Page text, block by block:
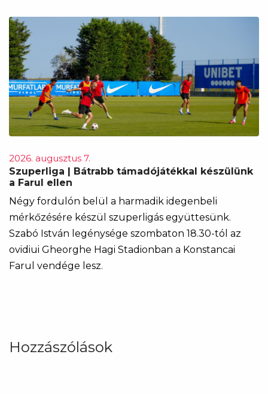
2026. augusztus 7.
Szuperliga | Bátrabb támadójátékkal készülünk
a Farul ellen
Négy fordulón belül a harmadik idegenbeli
mérkőzésére készül szuperligás együttesünk.
Szabó István legénysége szombaton 18.30-tól az
ovidiui Gheorghe Hagi Stadionban a Konstancai
Farul vendége lesz.
Hozzászólások